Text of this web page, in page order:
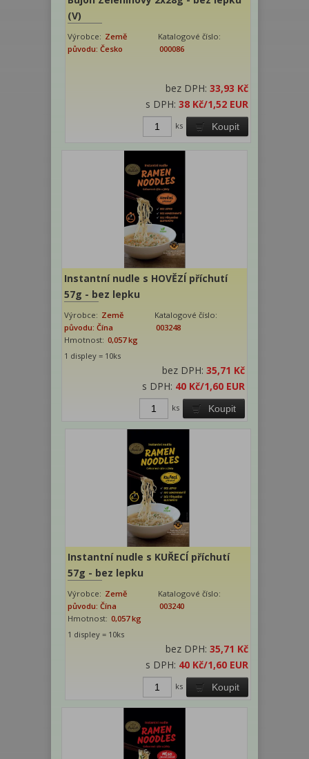
(V)
Výrobce: Země
původu: Česko
Katalogové číslo:
000086
bez DPH:33,93 Kč
s DPH:38 Kč/1,52 EUR
Koupit
ks
Instantní nudle s HOVĚZÍ příchutí
57g - bez lepku
Výrobce: Země
původu: Čína
Katalogové číslo:
003248
Hmotnost: 0,057 kg
1 displey = 10ks
bez DPH: 35,71 Kč
s DPH: 40 Kč/1,60 EUR
Koupit
ks
Instantní nudle s KUŘECÍ příchutí
57g - bez lepku
Výrobce: Země
původu: Čína
Katalogové číslo:
003240
Hmotnost: 0,057 kg
1 displey = 10ks
bez DPH:35,71 Kč
s DPH: 40 Kč/1,60 EUR
Koupit
ks